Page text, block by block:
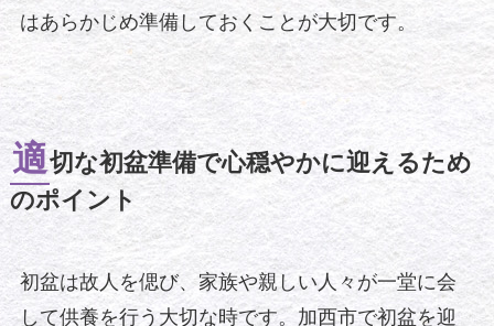
はあらかじめ準備しておくことが大切です。
適切な初盆準備で心穏やかに迎えるため
のポイント
初盆は故人を偲び、家族や親しい人々が一堂に会
して供養を行う大切な時です。加西市で初盆を迎